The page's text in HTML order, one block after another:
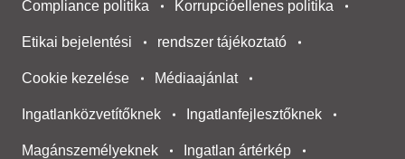
Compliance politika Korrupcióellenes politika
Etikai bejelentési rendszer tájékoztató
Cookie kezelése Médiaajánlat
Ingatlanközvetítőknek Ingatlanfejlesztőknek
Magánszemélyeknek Ingatlan ártérkép